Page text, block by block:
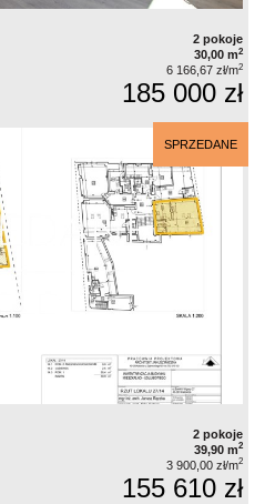
2 pokoje
30,00 m2
6 166,67 zł/m2
185 000 zł
SPRZEDANE
2 pokoje
39,90 m2
3 900,00 zł/m2
155 610 zł